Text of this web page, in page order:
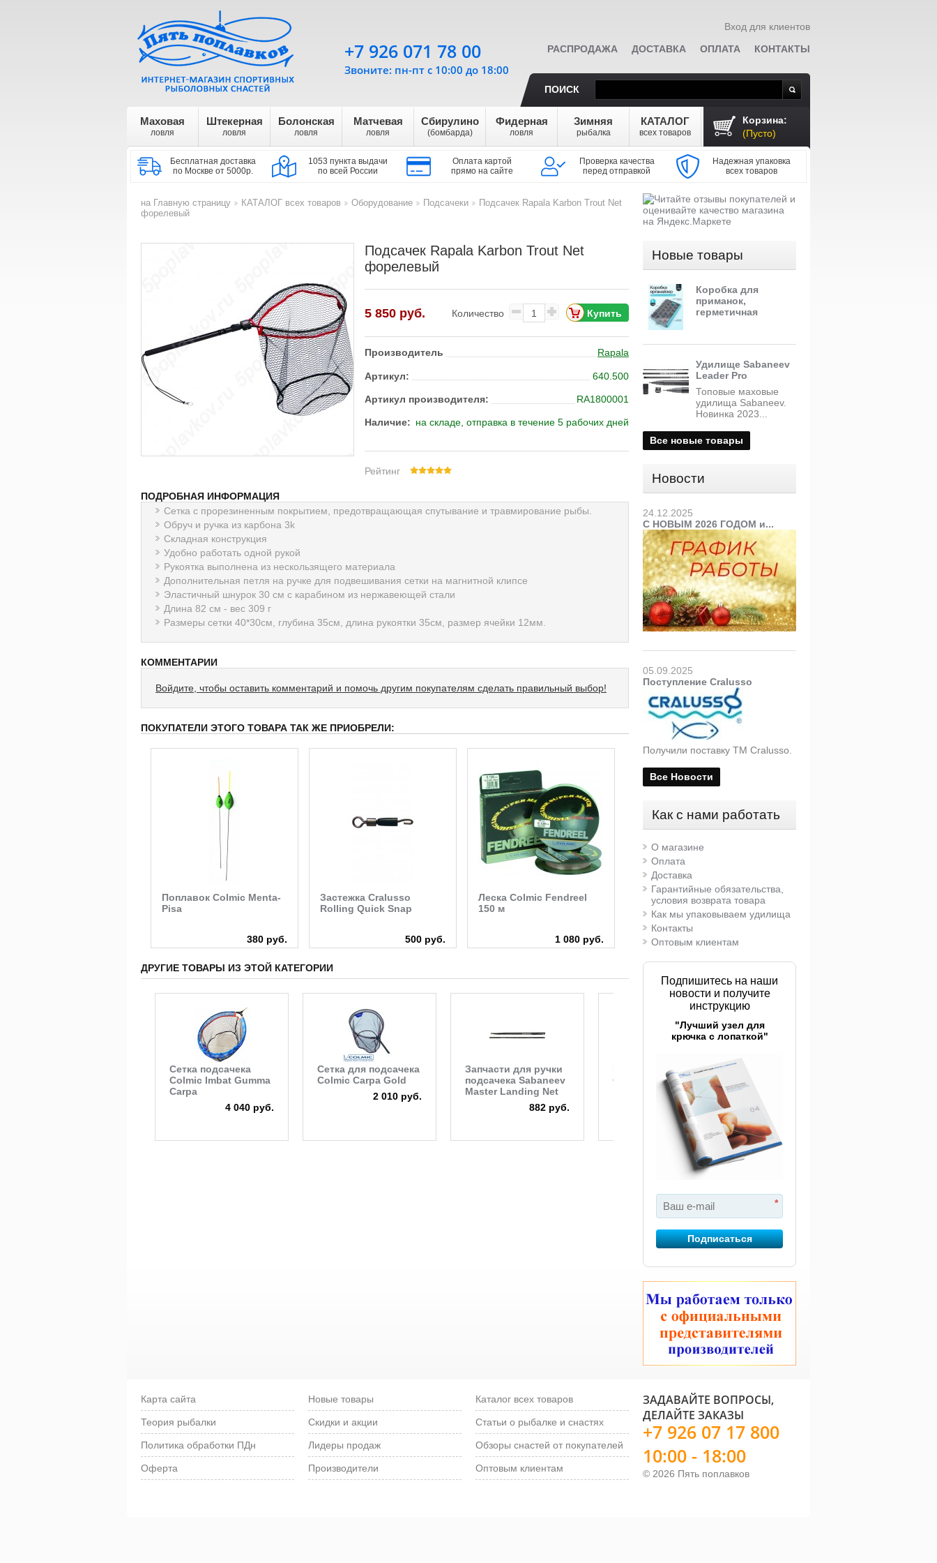
Вход для клиентов
Корзина:
(Пусто)
РАСПРОДАЖА ДОСТАВКА ОПЛАТА КОНТАКТЫ
ПОИСК
Маховая
ловля
Штекерная
ловля
Болонская
ловля
Матчевая
ловля
Сбирулино
(бомбарда)
Фидерная
ловля
Зимняя
рыбалка
КАТАЛОГ
всех товаров
Бесплатная доставка
по Москве от 5000р.
1053 пункта выдачи
по всей России
Оплата картой
прямо на сайте
Проверка качества
перед отправкой
Надежная упаковка
всех товаров
+7 926 071 78 00
Звоните: пн-пт с 10:00 до 18:00
на Главную страницу
КАТАЛОГ всех товаров
Оборудование
Подсачеки
Подсачек Rapala Karbon Trout Net
форелевый
Подсачек Rapala Karbon Trout Net
форелевый
5 850 руб. Количество
Производитель Rapala
Артикул: 640.500
Артикул производителя: RA1800001
Наличие: на складе, отправка в течение 5 рабочих дней
Рейтинг
ПОДРОБНАЯ ИНФОРМАЦИЯ
Сетка с прорезиненным покрытием, предотвращающая спутывание и травмирование рыбы.
Обруч и ручка из карбона 3k
Складная конструкция
Удобно работать одной рукой
Рукоятка выполнена из нескользящего материала
Дополнительная петля на ручке для подвешивания сетки на магнитной клипсе
Эластичный шнурок 30 см с карабином из нержавеющей стали
Длина 82 см - вес 309 г
Размеры сетки 40*30см, глубина 35см, длина рукоятки 35см, размер ячейки 12мм.
КОММЕНТАРИИ
Войдите, чтобы оставить комментарий и помочь другим покупателям сделать правильный выбор!
ПОКУПАТЕЛИ ЭТОГО ТОВАРА ТАК ЖЕ ПРИОБРЕЛИ:
Поплавок Colmic Menta-
Pisa
380 руб.
Застежка Cralusso
Rolling Quick Snap
500 руб.
Леска Colmic Fendreel
150 м
1 080 руб.
Карабины Colmic Roll
Swivel + Insur. Snap
290 руб.
ДРУГИЕ ТОВАРЫ ИЗ ЭТОЙ КАТЕГОРИИ
Сетка подсачека
Colmic Imbat Gumma
Carpa
4 040 руб.
Сетка для подсачека
Colmic Carpa Gold
2 010 руб.
Запчасти для ручки
подсачека Sabaneev
Master Landing Net
882 руб.
Ручка подсачека
Colmic Karper
штекерная
14 790 руб.
Новые товары
Коробка для
приманок,
герметичная
Удилище Sabaneev
Leader Pro
Топовые маховые
удилища Sabaneev.
Новинка 2023...
Все новые товары
Новости
24.12.2025
С НОВЫМ 2026 ГОДОМ и...
05.09.2025
Поступление Cralusso
Получили поставку ТМ Cralusso.
Все Новости
Как с нами работать
О магазине
Оплата
Доставка
Гарантийные обязательства,
условия возврата товара
Как мы упаковываем удилища
Контакты
Оптовым клиентам
Подпишитесь на наши
новости и получите
инструкцию
"Лучший узел для
крючка с лопаткой"
*
Подписаться
Карта сайта
Теория рыбалки
Политика обработки ПДн
Оферта
Новые товары
Скидки и акции
Лидеры продаж
Производители
Каталог всех товаров
Статьи о рыбалке и снастях
Обзоры снастей от покупателей
Оптовым клиентам © 2026 Пять поплавков
ЗАДАВАЙТЕ ВОПРОСЫ,
ДЕЛАЙТЕ ЗАКАЗЫ
+7 926 07 17 800
10:00 - 18:00